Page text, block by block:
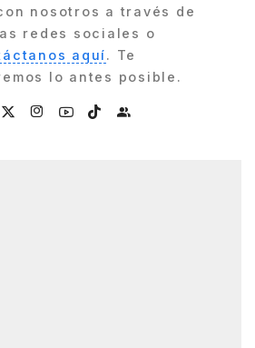
nosotros a través de
redes sociales o
aquí. Te
lo antes posible.